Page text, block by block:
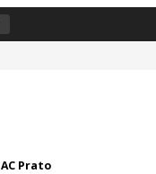
AC Prato